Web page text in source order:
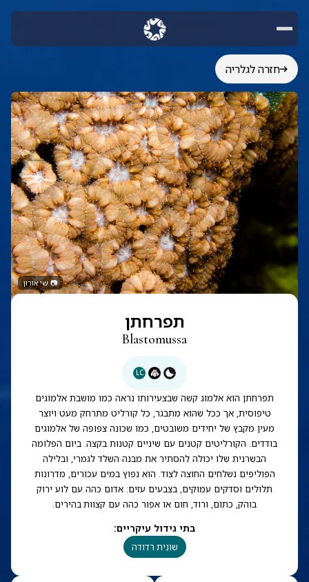
חזרה לגלריה
📷שי אורון
תפרחתן
Blastomussa
LC
תפרחתן הוא אלמוג קשה שבצעירותו נראה כמו מושבת אלמוגים
טיפוסית, אך ככל שהוא מתבגר, כל קורליט מתרחק מעט ויוצר
מעין מקבץ של יחידים משובטים, כמו שכונה צפופה של אלמוגים
בודדים. הקורליטים קטנים עם שיניים קטנות בקצה. ביום הפלומה
הבשרנית שלו יכולה להסתיר את מבנה השלד לגמרי, ובלילה
הפוליפים נשלחים החוצה לצוד. הוא נפוץ במים עכורים, מדרונות
תלולים וסדקים עמוקים, בצבעים עזים: אדום כהה עם לוע ירוק
בוהק, כתום, ורוד, חום או אפור כהה עם קצוות בהירים.
בתי גידול עיקריים:
שונית רדודה